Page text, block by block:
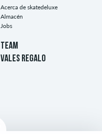
Acerca de skatedeluxe
Almacén
Jobs
TEAM
VALES REGALO